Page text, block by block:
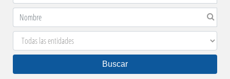
Buscar